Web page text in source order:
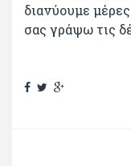
διανύουμε
σας γράψω τις